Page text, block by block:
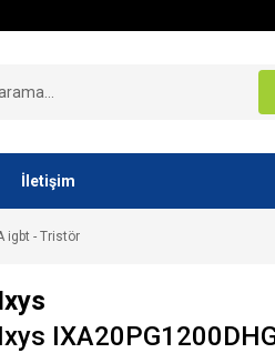
İletişim
igbt - Tristör
Ixys
Ixys